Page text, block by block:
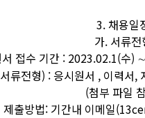
3. 채용일
가. 서류전
접수 기간 : 2023.02.1(수)
류전형) : 응시원서 , 이력서,
(첨부 파일
출방법: 기간내 이메일